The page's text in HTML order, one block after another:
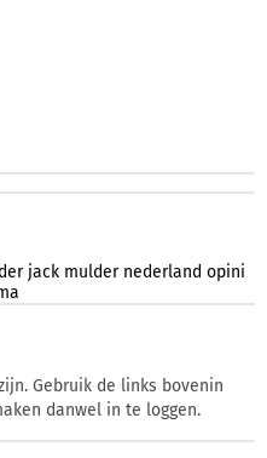
jack mulder nederland opini
Gebruik de links bovenin
danwel in te loggen.